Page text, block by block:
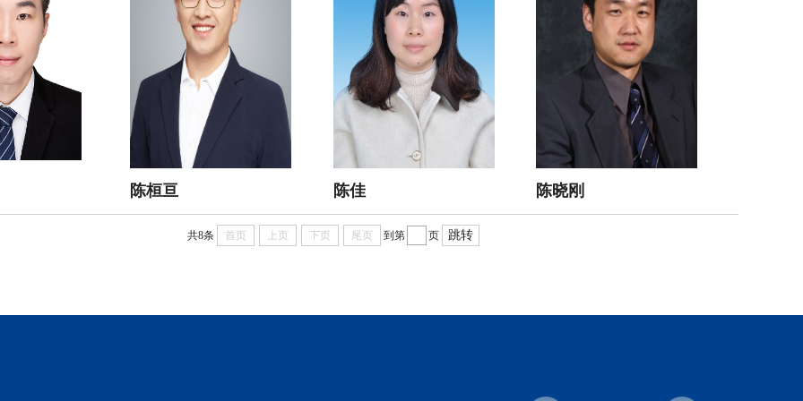
陈桓亘 陈佳 陈晓刚
共8条 首页 上页 下页 尾页 到第 页 跳转